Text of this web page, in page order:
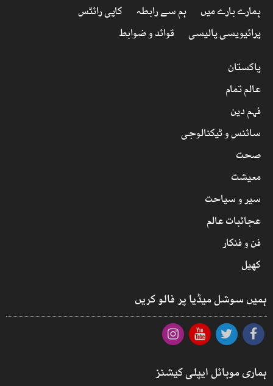
ہمارے بارے میں ہم سے رابطہ
کاپی رائٹس
پرائیویسی پالیسی
قوائد و ضوابط
پاکستان
عالم تمام
فہم دین
سائنس و ٹیکنالوجی
صحت
معیشت
سیر و سیاحت
عجائبات عالم
فن و فنکار
کھیل
ہمیں سوشل میڈیا پر فالو کریں
ہماری موبائل ایپلی کیشنز